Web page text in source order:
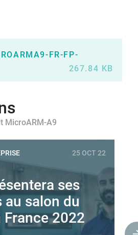
FR-FP-
267.84 KB
MicroARM-A9
25 OCT 22
ses
au salon du
France 2022